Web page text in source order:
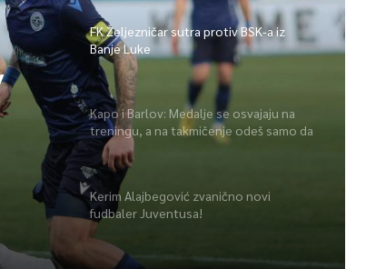
FK Željezničar sutra protiv BSK-a iz
Banje Luke
Kapo i Barlov: Medalje se osvajaju na
treningu, a na takmičenje odeš samo da
ih pokupiš
Kerim Alajbegović zvanično novi
fudbaler Juventusa!